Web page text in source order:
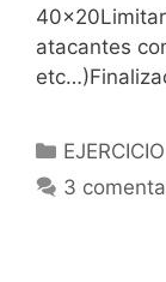
atacantes
Categorías
EJERCICIO
3